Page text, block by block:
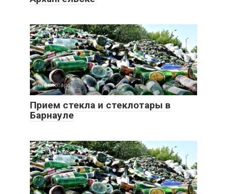
Стеклотара 0
Прием стекла и стеклотары в
Барнауле